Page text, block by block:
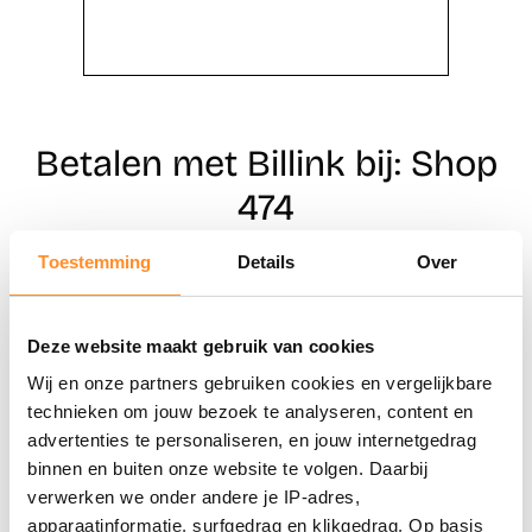
Toestemming Details Over
Deze website maakt gebruik van cookies
Wij en onze partners gebruiken cookies en vergelijkbare
technieken om jouw bezoek te analyseren, content en
advertenties te personaliseren, en jouw internetgedrag
binnen en buiten onze website te volgen. Daarbij
verwerken we onder andere je IP-adres,
apparaatinformatie, surfgedrag en klikgedrag. Op basis
Betalen met Billink bij: Shop
474
Naar winkels